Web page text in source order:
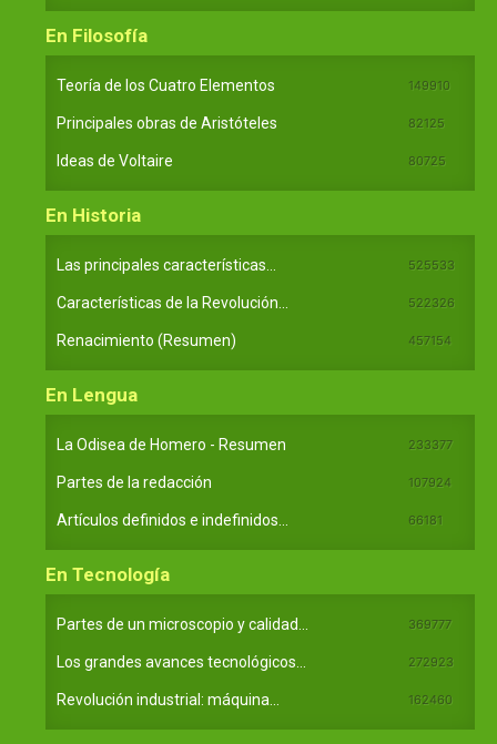
En Filosofía
Teoría de los Cuatro Elementos 149910
Principales obras de Aristóteles 82125
Ideas de Voltaire 80725
En Historia
Las principales características... 525533
Características de la Revolución... 522326
Renacimiento (Resumen) 457154
En Lengua
La Odisea de Homero - Resumen 233377
Partes de la redacción 107924
Artículos definidos e indefinidos... 66181
En Tecnología
Partes de un microscopio y calidad... 369777
Los grandes avances tecnológicos... 272923
Revolución industrial: máquina... 162460